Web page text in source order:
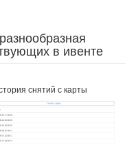
в ивенте
снятий с карты